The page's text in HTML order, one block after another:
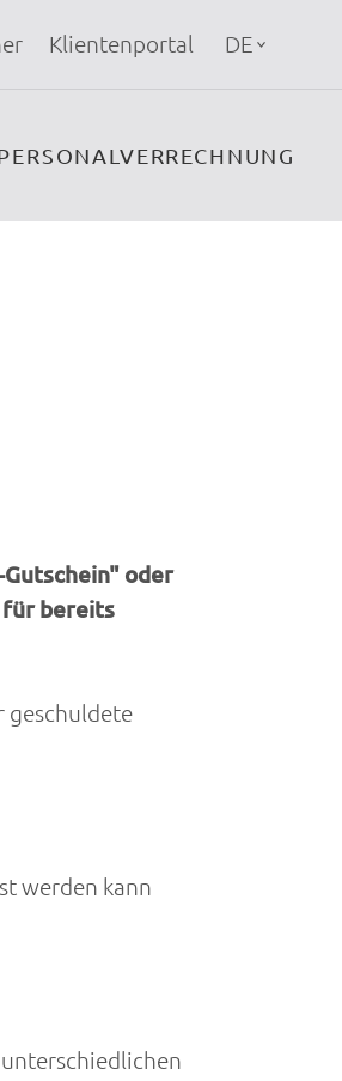
Klientenportal DE
oder
für bereits
geschuldete
werden kann